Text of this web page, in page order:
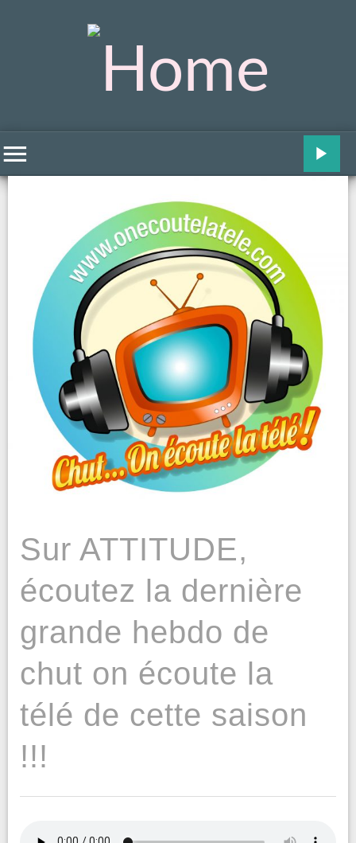
Sur ATTITUDE,
écoutez la dernière
grande hebdo de
chut on écoute la
télé de cette saison
!!!